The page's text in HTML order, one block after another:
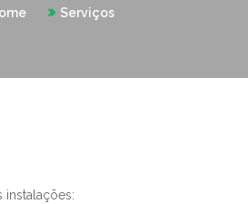
Serviços
instalações: